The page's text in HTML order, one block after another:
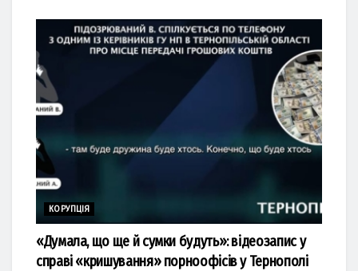
КОРУПЦІЯ
«Думала, що ще й сумки будуть»: відеозапис у
справі «кришування» порноофісів у Тернополі